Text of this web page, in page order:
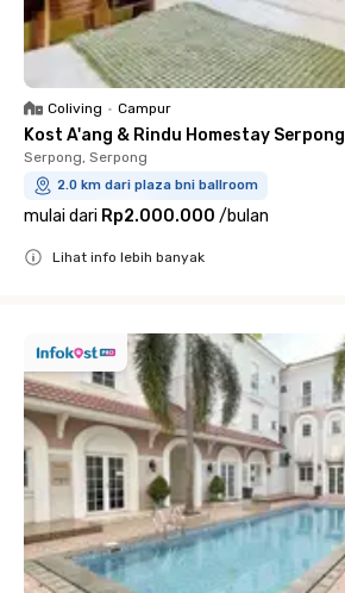
Coliving • Campur
Kost A'ang & Rindu Homestay Serpong
Serpong, Serpong
2.0 km dari plaza bni ballroom
mulai dari Rp2.000.000 /bulan
Lihat info lebih banyak